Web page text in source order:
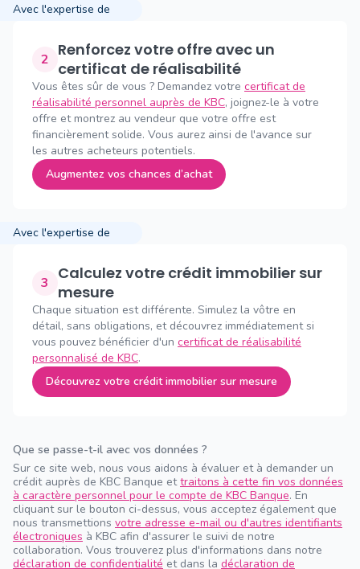
Avec l'expertise de
2 Renforcez votre offre avec un
certificat de réalisabilité
Vous êtes sûr de vous ? Demandez votre certificat de
réalisabilité personnel auprès de KBC, joignez-le à votre
offre et montrez au vendeur que votre offre est
financièrement solide. Vous aurez ainsi de l'avance sur
les autres acheteurs potentiels.
Augmentez vos chances d’achat
Avec l'expertise de
3
Calculez votre crédit immobilier sur
mesure
Chaque situation est différente. Simulez la vôtre en
détail, sans obligations, et découvrez immédiatement si
vous pouvez bénéficier d'un certificat de réalisabilité
personnalisé de KBC.
Découvrez votre crédit immobilier sur mesure
Que se passe-t-il avec vos données ?
Sur ce site web, nous vous aidons à évaluer et à demander un
crédit auprès de KBC Banque ettraitons à cette fin vos données
à caractère personnel pour le compte de KBC Banque. En
cliquant sur le bouton ci-dessus, vous acceptez également que
nous transmettions votre adresse e-mail ou d'autres identifiants
électroniques à KBC afin d'assurer le suivi de notre
collaboration. Vous trouverez plus d'informations dans notre
déclaration de confidentialité et dans la déclaration de